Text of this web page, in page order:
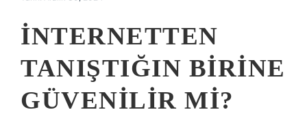
İNTERNETTEN
TANIŞTIĞIN BIRINE
GÜVENILIR MI?